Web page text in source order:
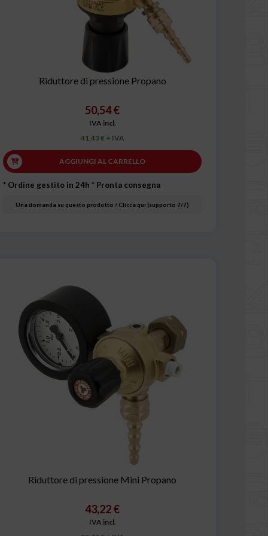
Riduttore di pressione Propano
50,54 €
IVA incl.
41,43 € + IVA
AGGIUNGI AL CARRELLO
* Ordine gestito in 24h * Pronta consegna
Una domanda su questo prodotto ? Clicca qui (supporto 7/7)
Riduttore di pressione Mini Propano
43,22 €
IVA incl.